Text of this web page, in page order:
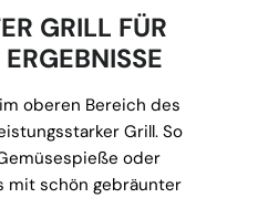
GRILL FÜR
oberen Bereich des
Grill. So
oder
mit schön gebräunter